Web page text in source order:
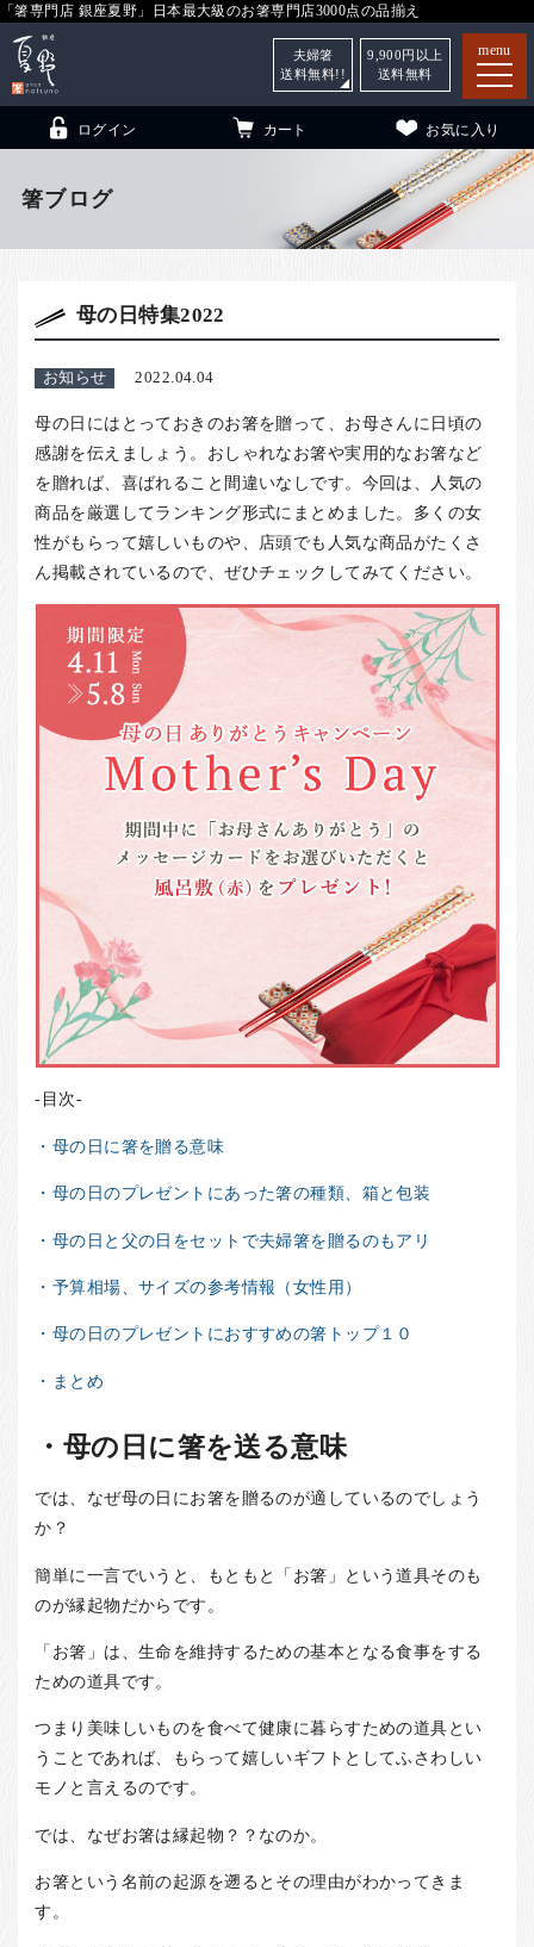
「箸専門店 銀座夏野」日本最大級のお箸専門店3000点の品揃え
menu
子供和食器（贈答用・自宅用）
ご利用ガイド
法人・飲食店のお客様
お客様の声
店舗紹介
お問い合わせ
お知らせ
箸ブログ
ログイン カート お気に入り
夫婦箸
送料無料!!
9,900 円以上
送料無料
箸ブログ
母の日特集2022
お知らせ 2022.04.04
母の日にはとっておきのお箸を贈って、お母さんに日頃の
感謝を伝えましょう。おしゃれなお箸や実用的なお箸など
を贈れば、喜ばれること間違いなしです。今回は、人気の
商品を厳選してランキング形式にまとめました。多くの女
性がもらって嬉しいものや、店頭でも人気な商品がたくさ
ん掲載されているので、ぜひチェックしてみてください。
-目次-
・母の日に箸を贈る意味
・母の日のプレゼントにあった箸の種類、箱と包装
・母の日と父の日をセットで夫婦箸を贈るのもアリ
・予算相場、サイズの参考情報（女性用）
・母の日のプレゼントにおすすめの箸トップ１０
・まとめ
・母の日に箸を送る意味
では、なぜ母の日にお箸を贈るのが適しているのでしょう
か？
簡単に一言でいうと、もともと「お箸」という道具そのも
のが縁起物だからです。
「お箸」は、生命を維持するための基本となる食事をする
ための道具です。
つまり美味しいものを食べて健康に暮らすための道具とい
うことであれば、もらって嬉しいギフトとしてふさわしい
モノと言えるのです。
では、なぜお箸は縁起物？？なのか。
お箸という名前の起源を遡るとその理由がわかってきま
す。